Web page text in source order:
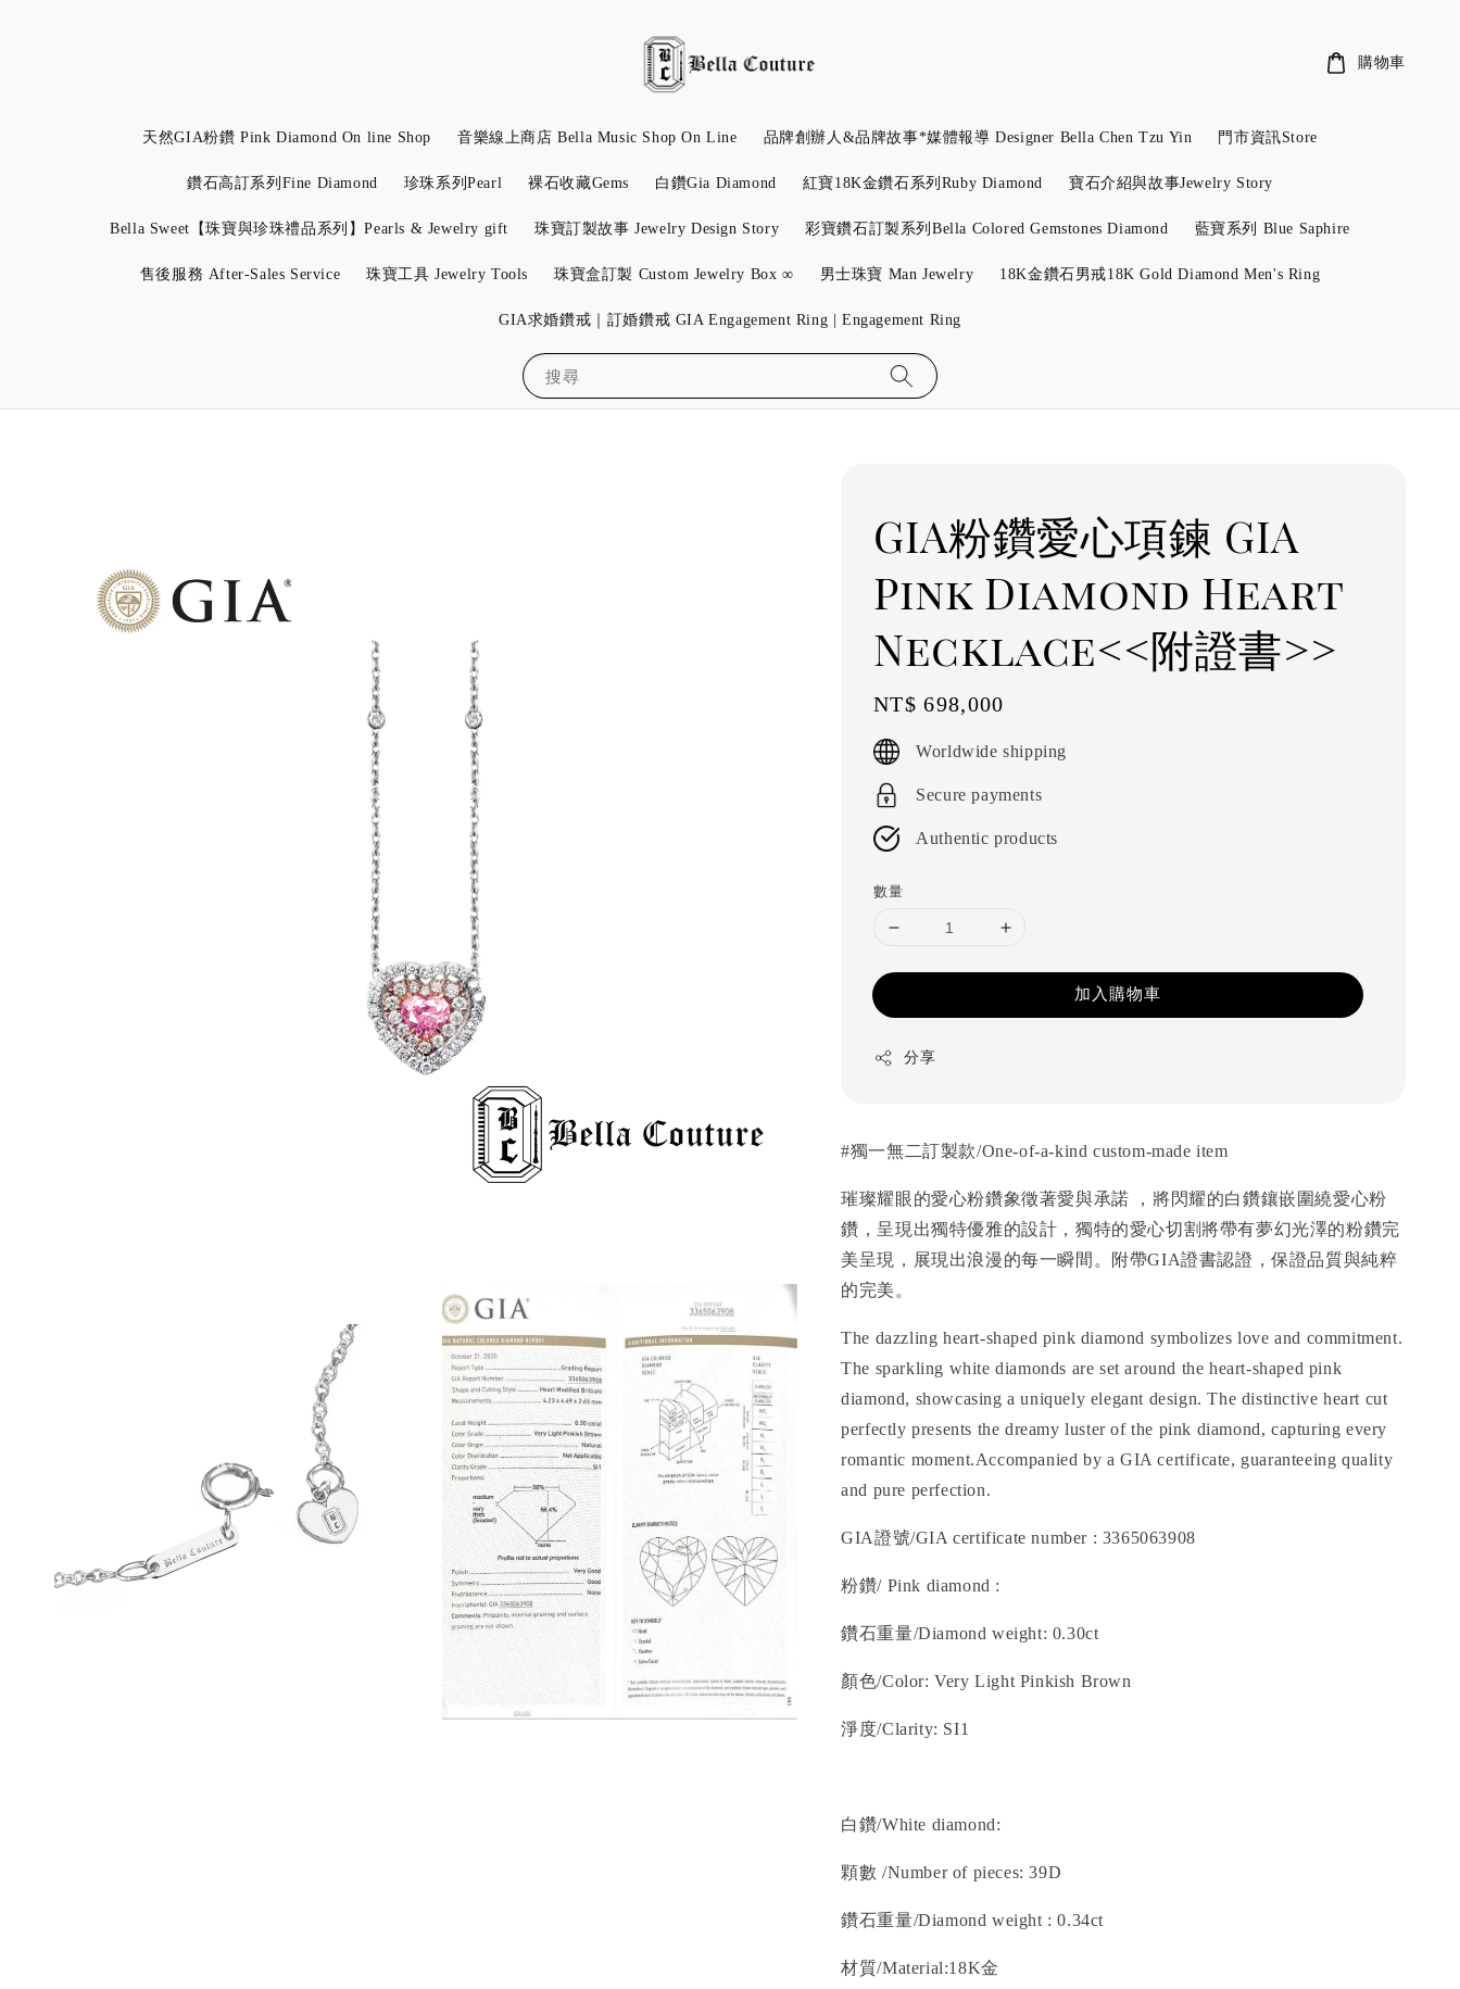
搜尋
天然GIA粉鑽 Pink Diamond On line Shop 音樂線上商店 Bella Music Shop On Line 品牌創辦人&品牌故事*媒體報導 Designer Bella Chen Tzu Yin 門市資訊Store
鑽石高訂系列Fine Diamond 珍珠系列Pearl 裸石收藏Gems 白鑽Gia Diamond 紅寶18K金鑽石系列Ruby Diamond 寶石介紹與故事Jewelry Story
Bella Sweet【珠寶與珍珠禮品系列】Pearls & Jewelry gift 珠寶訂製故事 Jewelry Design Story 彩寶鑽石訂製系列Bella Colored Gemstones Diamond 藍寶系列 Blue Saphire
售後服務 After-Sales Service 珠寶工具 Jewelry Tools 珠寶盒訂製 Custom Jewelry Box ∞ 男士珠寶 Man Jewelry 18K金鑽石男戒18K Gold Diamond Men's Ring
GIA求婚鑽戒｜訂婚鑽戒 GIA Engagement Ring | Engagement Ring
購物車
GIA粉鑽愛心項鍊 GIA
Pink Diamond Heart
Necklace<<附證書>>
Regular
price
NT$ 698,000
Worldwide shipping
Secure payments
Authentic products
數量
加入購物車
分享
#獨一無二訂製款/One-of-a-kind custom-made item
璀璨耀眼的愛心粉鑽象徵著愛與承諾 ，將閃耀的白鑽鑲嵌圍繞愛心粉
鑽，呈現出獨特優雅的設計，獨特的愛心切割將帶有夢幻光澤的粉鑽完
美呈現，展現出浪漫的每一瞬間。附帶GIA證書認證，保證品質與純粹
的完美。
The dazzling heart-shaped pink diamond symbolizes love and commitment.
The sparkling white diamonds are set around the heart-shaped pink
diamond, showcasing a uniquely elegant design. The distinctive heart cut
perfectly presents the dreamy luster of the pink diamond, capturing every
romantic moment.Accompanied by a GIA certificate, guaranteeing quality
and pure perfection.
GIA證號/GIA certificate number : 3365063908
粉鑽/ Pink diamond :
鑽石重量/Diamond weight: 0.30ct
顏色/Color: Very Light Pinkish Brown
淨度/Clarity: SI1
白鑽/White diamond:
顆數 /Number of pieces: 39D
鑽石重量/Diamond weight: 0.34ct
材質/Material:18K金